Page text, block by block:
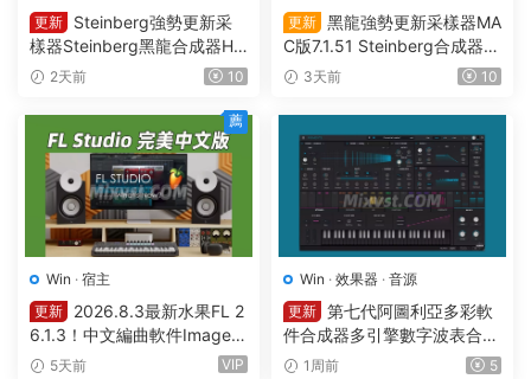
更新
Steinberg強勢更新采
樣器Steinberg黑龍合成器HA
Lion v7.5.0 WIN
2天前 10
更新 黑龍強勢更新采樣器MA
C版7.1.51 Steinberg合成器St
einberg HALion v7.1.51 MAC
3天前 10
Win · 宿主
更新
2026.8.3最新水果FL 2
6.1.3！中文編曲軟件Image-L
ine – FL Studio Producer Edi
5天前 VIP
薦
Win · 效果器 · 音源
更新 第七代阿圖利亞多彩軟
件合成器多引擎數字波表合成
器 Arturia Pigments v7.0.1 C
1周前 5